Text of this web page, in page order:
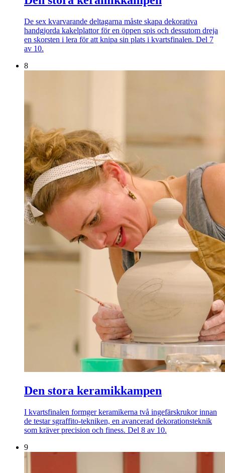
De sex kvarvarande deltagarna måste skapa dekorativa
handgjorda kakelplattor för en öppen spis och dessutom dreja
en skorsten i lera för att knipa sin plats i kvartsfinalen. Del 7
av 10.
8
Den stora keramikkampen
I kvartsfinalen formger keramikerna två ingefärskrukor innan
de testar sgraffito-tekniken, en avancerad dekorationsteknik
som kräver precision och finess. Del 8 av 10.
9